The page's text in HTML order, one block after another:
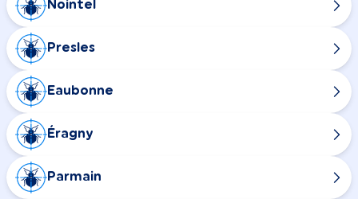
Nointel
Presles
Eaubonne
Éragny
Parmain